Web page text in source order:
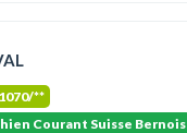
**
Courant Suisse Bernois